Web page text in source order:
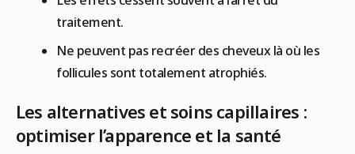
traitement.
Ne peuvent pas recréer des cheveux là où les
follicules sont totalement atrophiés.
Les alternatives et soins capillaires :
optimiser l’apparence et la santé